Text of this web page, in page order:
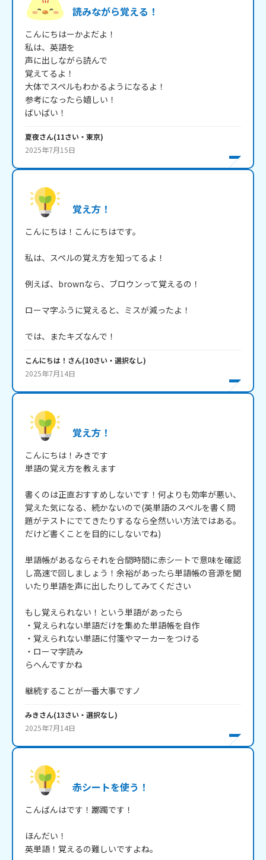
読みながら覚える！
こんにちはーかよだよ！
私は、英語を
声に出しながら読んで
覚えてるよ！
大体でスペルもわかるようになるよ！
参考になったら嬉しい！
ばいばい！
夏夜さん(11さい・ 東京)
2025年7月15日
覚え方！
こんにちは！こんにちはです。
私は、スペルの覚え方を知ってるよ！
例えば、brownなら、ブロウンって覚えるの！
ローマ字ふうに覚えると、ミスが減ったよ！
では、またキズなんで！
こんにちは！ さん(10さい・ 選択なし)
2025年7月14日
覚え方！
こんにちは！みきです
単語の覚え方を教えます
書くのは正直おすすめしないです！何よりも効率が悪い、
覚えた気になる、続かないので(英単語のスペルを書く問
題がテストにでてきたりするなら全然いい方法ではある。
だけど書くことを目的にしないでね)
単語帳があるならそれを合間時間に赤シートで意味を確認
し高速で回しましょう！余裕があったら単語帳の音源を聞
いたり単語を声に出したりしてみてください
もし覚えられない！という単語があったら
・覚えられない単語だけを集めた単語帳を自作
・覚えられない単語に付箋やマーカーをつける
・ローマ字読み
らへんですかね
継続することが一番大事ですノ
みきさん(13さい・ 選択なし)
2025年7月14日
赤シートを使う！
こんばんはです！躑躅です！
ほんだい！
英単語！覚えるの難しいですよね。